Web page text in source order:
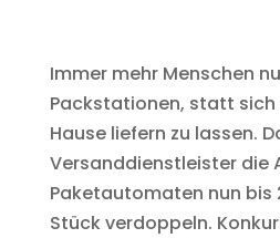
Immer mehr Menschen
Packstationen, statt sich
Hause liefern zu lassen.
Versanddienstleister die
Paketautomaten nun bis
Stück verdoppeln.